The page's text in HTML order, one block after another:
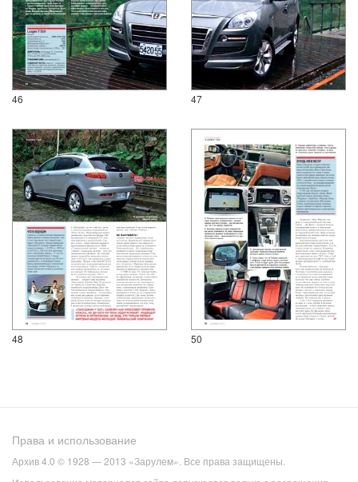
46 47
48 50
Права и использование
Архив 4.0 © 1928 — 2013 «Зарулем». Все права защищены.